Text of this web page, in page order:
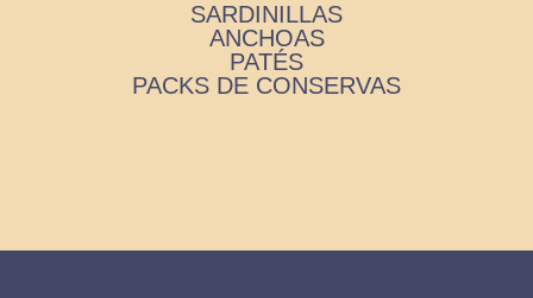
SARDINILLAS
ANCHOAS
PATÉS
PACKS DE CONSERVAS